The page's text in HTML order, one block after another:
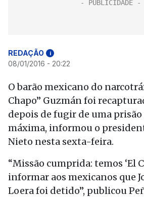
REDAÇÃO i
08/01/2016 - 20:22
O barão mexicano do
Chapo” Guzmán foi
depois de fugir de uma
máxima, informou o
Nieto nesta sexta-feira.
“Missão cumprida: temos ‘El
informar aos mexicanos que
Loera foi detido”, publicou